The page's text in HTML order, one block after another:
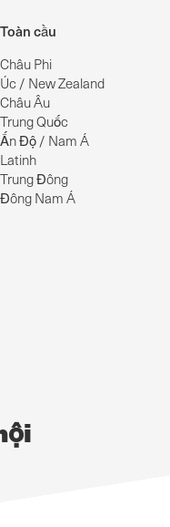
Toàn cầu
Châu Phi
Úc / New Zealand
Châu Âu
Trung Quốc
Ấn Độ / Nam Á
Latinh
Trung Đông
Đông Nam Á